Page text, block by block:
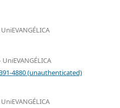
4880 (unauthenticated)